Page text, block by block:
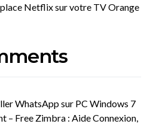
Netflix sur votre TV Orange
WhatsApp sur PC Windows 7
– Free Zimbra : Aide Connexion,